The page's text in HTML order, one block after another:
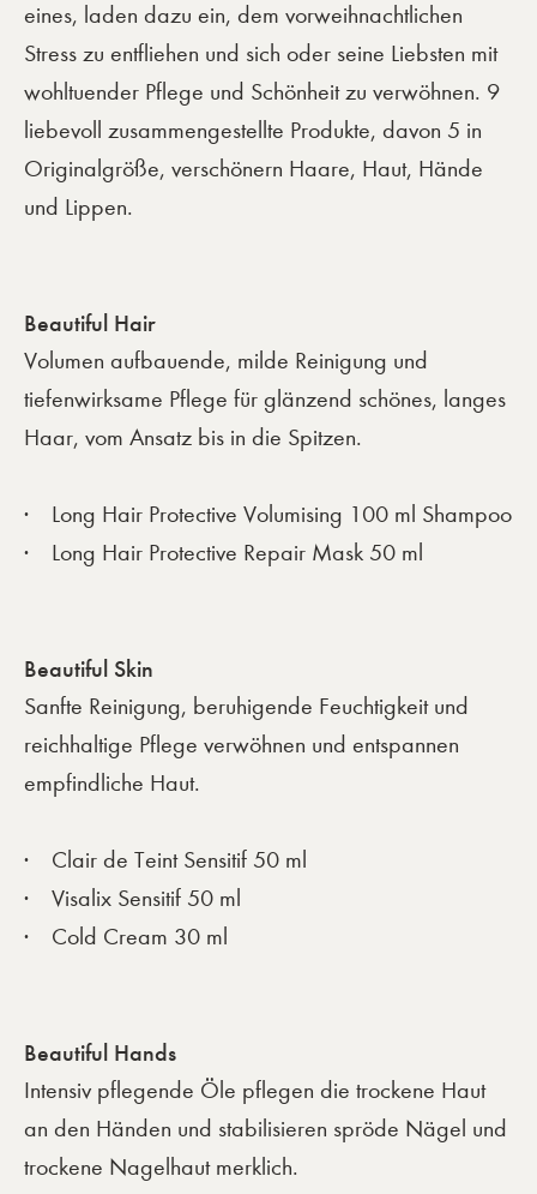
eines, laden dazu ein, dem vorweihnachtlichen
Stress zu entfliehen und sich oder seine Liebsten mit
wohltuender Pflege und Schönheit zu verwöhnen. 9
liebevoll zusammengestellte Produkte, davon 5 in
Originalgröße, verschönern Haare, Haut, Hände
und Lippen.
Beautiful Hair
Volumen aufbauende, milde Reinigung und
tiefenwirksame Pflege für glänzend schönes, langes
Haar, vom Ansatz bis in die Spitzen.
Long Hair Protective Volumising 100 ml Shampoo
Long Hair Protective Repair Mask 50 ml
Beautiful Skin
Sanfte Reinigung, beruhigende Feuchtigkeit und
reichhaltige Pflege verwöhnen und entspannen
empfindliche Haut.
Clair de Teint Sensitif 50 ml
Visalix Sensitif 50 ml
Cold Cream 30 ml
Beautiful Hands
Intensiv pflegende Öle pflegen die trockene Haut
an den Händen und stabilisieren spröde Nägel und
trockene Nagelhaut merklich.